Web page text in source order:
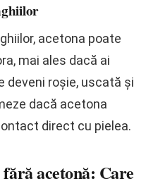
acetona poate
mai ales dacă ai
deveni roșie, uscată și
dacă acetona
direct cu pielea.
acetonă: Care